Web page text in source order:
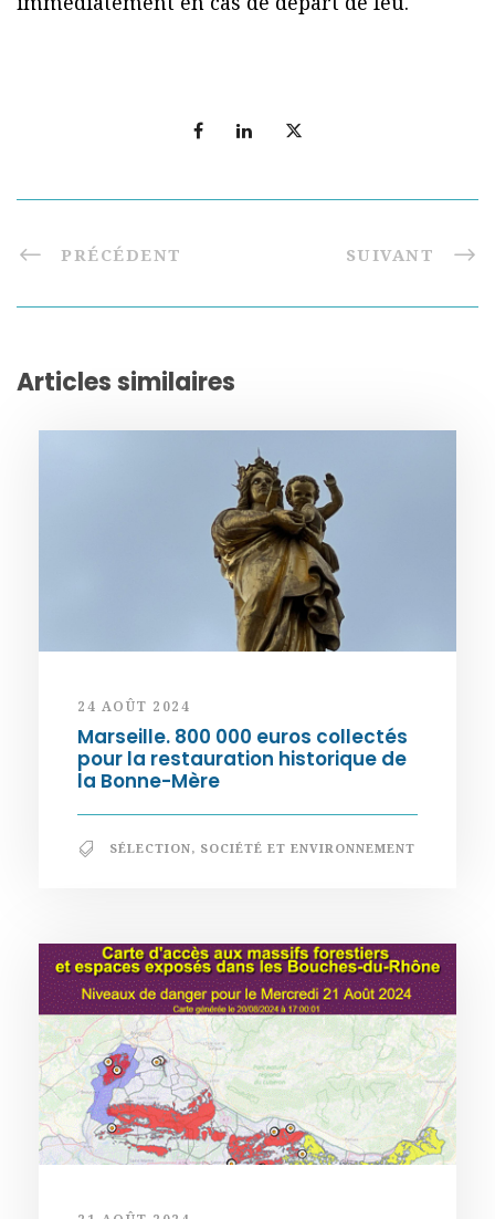
PRÉCÉDENT SUIVANT
Articles similaires
24 AOÛT 2024
Marseille. 800 000 euros collectés
pour la restauration historique de
la Bonne-Mère
SÉLECTION, SOCIÉTÉ ET ENVIRONNEMENT